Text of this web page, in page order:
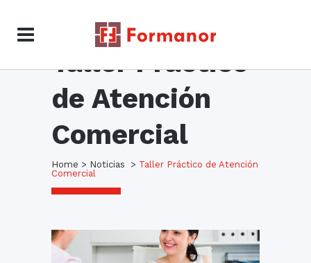
Taller Práctico
de Atención
Comercial
Home > Noticias > Taller Práctico de Atención
Comercial